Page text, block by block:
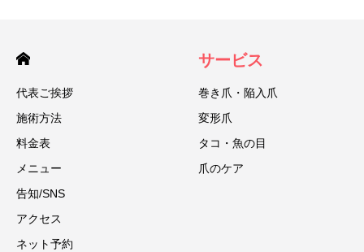
代表ご挨拶
施術方法
料金表
メニュー
告知/SNS
アクセス
ネット予約
サービス
巻き爪・陥入爪
変形爪
タコ・魚の目
爪のケア